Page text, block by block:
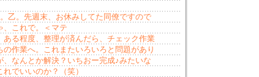
乙。先週末、お休みしてた同僚ですので
、これで。＜マテ
る程度、整理が済んだら、チェック作業
作業へ。これまたいろいろと問題があり
、なんとか解決？いちおー完成♪みたいな
でいいのか？（笑）